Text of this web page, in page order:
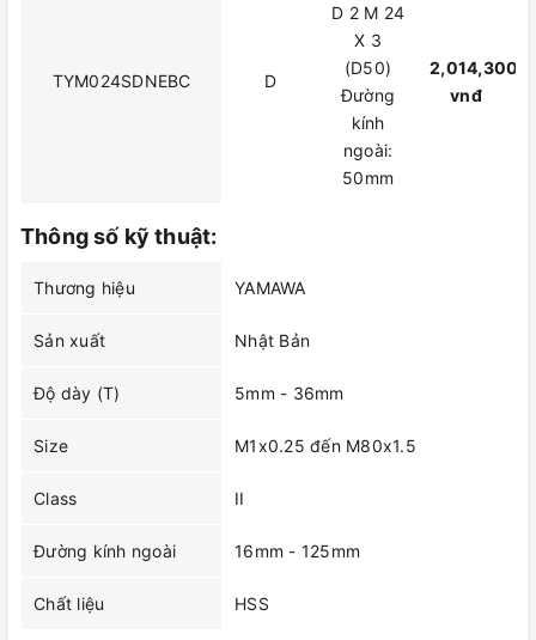
TYM024SDNEBC D
D 2 M 24
X 3
(D50)
Đường
kính
ngoài:
50mm
2,014,300
vnđ
Thông số kỹ thuật:
Thương hiệu YAMAWA
Sản xuất Nhật Bản
Độ dày (T) 5mm - 36mm
Size M1x0.25 đến M80x1.5
Class II
Đường kính ngoài 16mm - 125mm
Chất liệu HSS